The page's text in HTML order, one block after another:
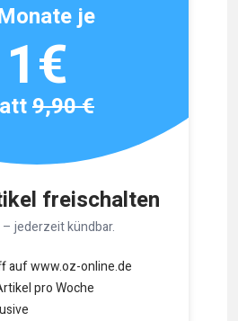
freischalten
jederzeit kündbar.
auf www.oz-online.de
pro Woche
je
1€
9,90 €